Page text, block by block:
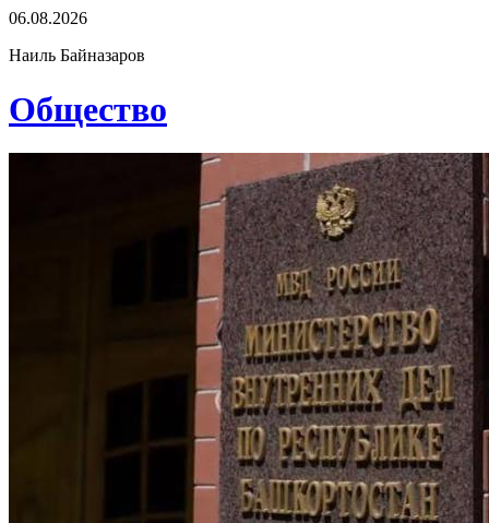
06.08.2026
Наиль Байназаров
Общество